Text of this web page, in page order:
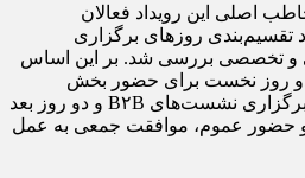
اصلی این رویداد فعالان
تقسیم‌بندی روزهای برگزاری
و تخصصی بررسی شد. بر این اساس
دو روز نخست برای حضور بخش
خصوصی به منظور تعامل و برگزاری نشست‌های B۲B و دو روز بعد
حضور عموم، موافقت جمعی به عمل